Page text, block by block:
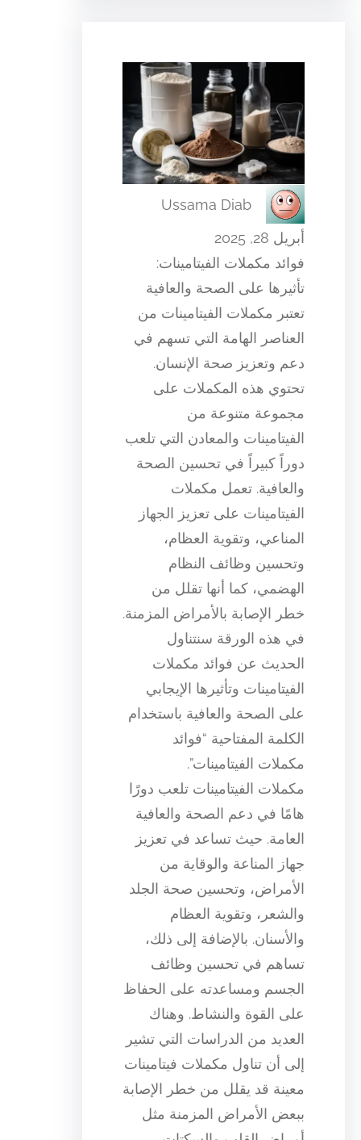
Ussama Diab
أبريل 28, 2025
فوائد مكملات الفيتامينات:
تأثيرها على الصحة والعافية
تعتبر مكملات الفيتامينات من
العناصر الهامة التي تسهم في
دعم وتعزيز صحة الإنسان.
تحتوي هذه المكملات على
مجموعة متنوعة من
الفيتامينات والمعادن التي تلعب
دوراً كبيراً في تحسين الصحة
والعافية. تعمل مكملات
الفيتامينات على تعزيز الجهاز
المناعي، وتقوية العظام،
وتحسين وظائف النظام
الهضمي، كما أنها تقلل من
خطر الإصابة بالأمراض المزمنة.
في هذه الورقة سنتناول
الحديث عن فوائد مكملات
الفيتامينات وتأثيرها الإيجابي
على الصحة والعافية باستخدام
الكلمة المفتاحية “فوائد
مكملات الفيتامينات”.
مكملات الفيتامينات تلعب دورًا
هامًا في دعم الصحة والعافية
العامة. حيث تساعد في تعزيز
جهاز المناعة والوقاية من
الأمراض، وتحسين صحة الجلد
والشعر، وتقوية العظام
والأسنان. بالإضافة إلى ذلك،
تساهم في تحسين وظائف
الجسم ومساعدته على الحفاظ
على القوة والنشاط. وهناك
العديد من الدراسات التي تشير
إلى أن تناول مكملات فيتامينات
معينة قد يقلل من خطر الإصابة
ببعض الأمراض المزمنة مثل